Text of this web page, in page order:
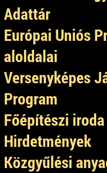
Adattár
Európai Uniós
aloldalai
Versenyképes
Program
Főépítészi iroda
Hirdetmények
Közgyűlési